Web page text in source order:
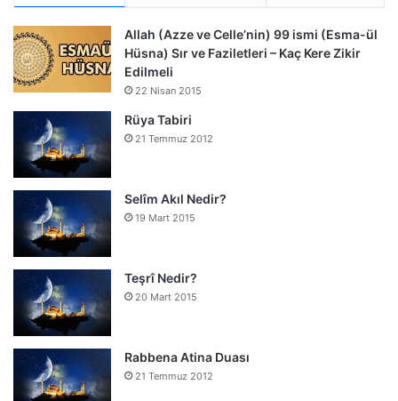
Allah (Azze ve Celle’nin) 99 ismi (Esma-ül
Hüsna) Sır ve Faziletleri – Kaç Kere Zikir
Edilmeli
22 Nisan 2015
Rüya Tabiri
21 Temmuz 2012
Selîm Akıl Nedir?
19 Mart 2015
Teşrî Nedir?
20 Mart 2015
Rabbena Atina Duası
21 Temmuz 2012